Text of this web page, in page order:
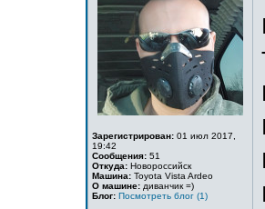
Зарегистрирован: 01 июл 2017,
19:42
Сообщения: 51
Откуда: Новороссийск
Машина: Toyota Vista Ardeo
О машине: диванчик =)
Блог: Посмотреть блог (1)